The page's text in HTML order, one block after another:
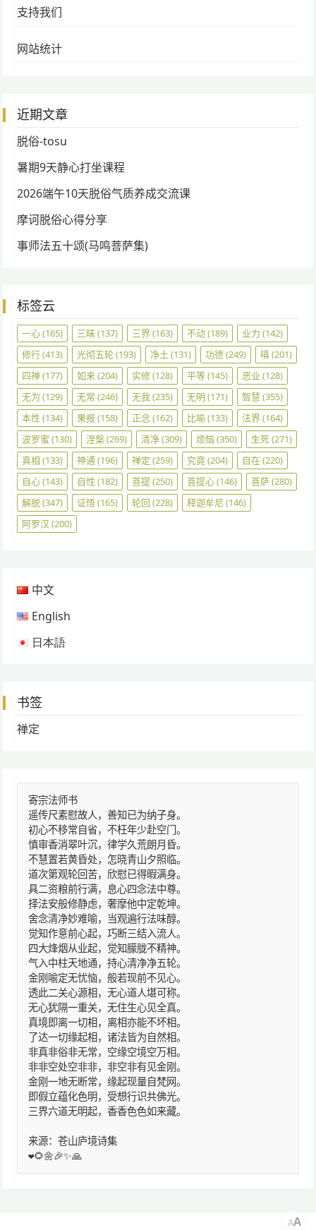
支持我们
网站统计
近期文章
脱俗-tosu
暑期9天静心打坐课程
2026端午10天脱俗气质养成交流课
摩诃脱俗心得分享
事师法五十颂(马鸣菩萨集)
标签云
一心(165) 三昧(137) 三界(163) 不动(189) 业力 (142)
修行(413) 光彻五轮(193) 净土 (131) 功德(249) 嗔(201)
四禅(177) 如来(204) 实修(128) 平等(145) 恶业 (128)
无为 (129) 无常 (246) 无我(235) 无明 (171) 智慧 (355)
本性 (134) 果报 (158) 正念(162) 比喻(133) 法界(164)
波罗蜜 (130) 涅槃(269) 清净(309) 烦恼(350) 生死(271)
真相 (133) 神通 (196) 禅定 (259) 究竟(204) 自在(220)
自心(143) 自性 (182) 菩提(250) 菩提心(146) 菩萨(280)
解脱(347) 证悟(165) 轮回 (228) 释迦牟尼 (146)
阿罗汉 (200)
中文
English
日本語
书签
禅定
寄宗法师书
遥传尺素慰故人，善知已为纳子身。
初心不移常自省，不枉年少赴空门。
慎审香消翠叶沉，律学久荒朗月昏。
不慧置若黄昏处，怎晓青山夕照临。
道次第观轮回苦，欣慰已得暇满身。
具二资粮前行满，息心四念法中尊。
择法安般修静虑，奢摩他中定乾坤。
舍念清净妙难喻，当观遍行法味醇。
觉知作意前心起，巧断三结入流人。
四大烽烟从业起，觉知朦胧不精神。
气入中柱天地通，持心清净净五轮。
金刚喻定无忧恼，般若现前不见心。
透此二关心源相，无心道人堪可称。
无心犹隔一重关，无住生心见全真。
真境即离一切相，离相亦能不坏相。
了达一切缘起相，诸法皆为自然相。
非真非俗非无常，空缘空境空万相。
非非空处空非非，非空非有见金刚。
金刚一地无断常，缘起现量自梵网。
即假立蕴化色明，受想行识共佛光。
三界六道无明起，香香色色如来藏。
来源：苍山庐境诗集
❤️🌻🌼🎉✨🙏
AA